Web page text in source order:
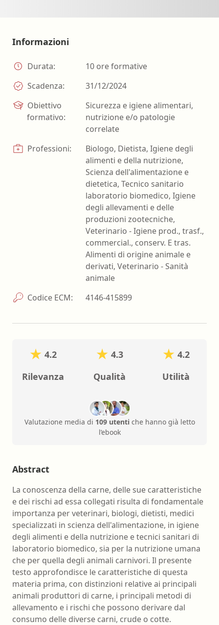
Informazioni
Durata:
10 ore formative
Scadenza:
31/12/2024
Obiettivo
formativo:
Sicurezza e igiene alimentari,
nutrizione e/o patologie
correlate
Professioni:
Biologo, Dietista, Igiene degli
alimenti e della nutrizione,
Scienza dell'alimentazione e
dietetica, Tecnico sanitario
laboratorio biomedico, Igiene
degli allevamenti e delle
produzioni zootecniche,
Veterinario - Igiene prod., trasf.,
commercial., conserv. E tras.
Alimenti di origine animale e
derivati, Veterinario - Sanità
animale
Codice ECM:
4146-415899
4.2
Rilevanza
4.3
Qualità
4.2
Utilità
Valutazione media di 109 utentiche hanno già letto
l’ebook
Abstract
La conoscenza della carne, delle sue caratteristiche
e dei rischi ad essa collegati risulta di fondamentale
importanza per veterinari, biologi, dietisti, medici
specializzati in scienza dell'alimentazione, in igiene
degli alimenti e della nutrizione e tecnici sanitari di
laboratorio biomedico, sia per la nutrizione umana
che per quella degli animali carnivori. Il presente
testo approfondisce le caratteristiche di questa
materia prima, con distinzioni relative ai principali
animali produttori di carne, i principali metodi di
allevamento e i rischi che possono derivare dal
consumo delle diverse carni, crude o cotte.